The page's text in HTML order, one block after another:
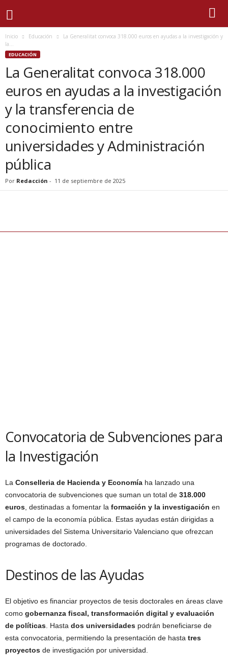
Inicio Educación
La Generalitat convoca 318.000 euros en ayudas a la investigación y
la...
EDUCACIÓN
La Generalitat convoca 318.000
euros en ayudas a la investigación
y la transferencia de
conocimiento entre
universidades y Administración
pública
Por Redacción - 11 de septiembre de 2025
Convocatoria de Subvenciones para
la Investigación
La Conselleria de Hacienda y Economía ha lanzado una
convocatoria de subvenciones que suman un total de 318.000
euros , destinadas a fomentar la formación y la investigación en
el campo de la economía pública. Estas ayudas están dirigidas a
universidades del Sistema Universitario Valenciano que ofrezcan
programas de doctorado.
Destinos de las Ayudas
El objetivo es financiar proyectos de tesis doctorales en áreas clave
como gobernanza fiscal, transformación digital y evaluación
de políticas . Hasta dos universidades podrán beneficiarse de
esta convocatoria, permitiendo la presentación de hasta tres
proyectos de investigación por universidad.